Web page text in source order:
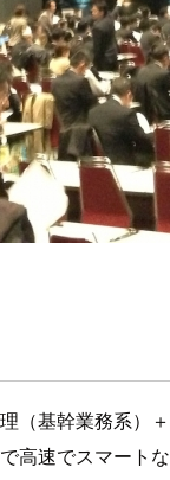
（基幹業務系）
高速でスマート